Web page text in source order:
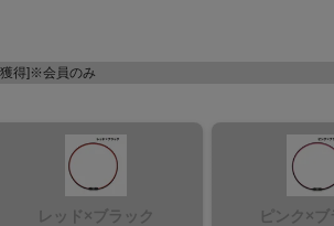
サックス SAXX
オン On
得]※会員のみ
レッド×ブラック ピンク×ブ